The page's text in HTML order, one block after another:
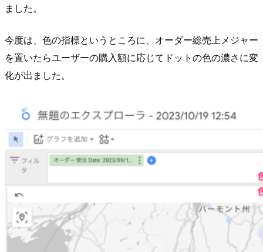
ました。
今度は、色の指標というところに、オーダー総売上メジャー
を置いたらユーザーの購入額に応じてドットの色の濃さに変
化が出ました。